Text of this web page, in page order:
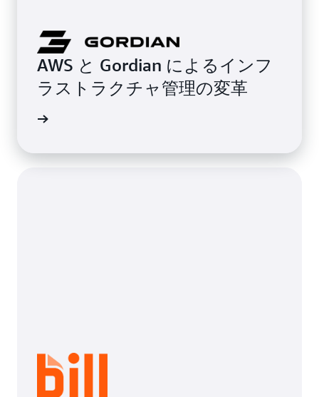
AWS と Gordian によるインフ
ラストラクチャ管理の変革